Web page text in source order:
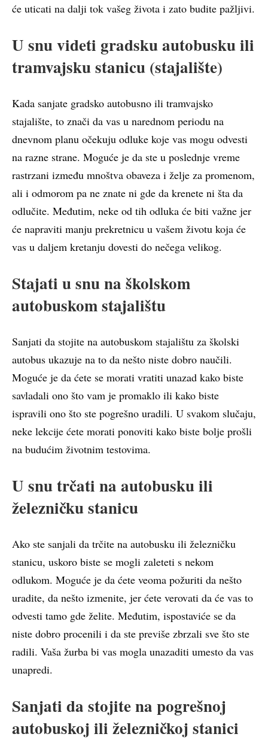
će uticati na dalji tok vašeg života i zato budite pažljivi.
U snu videti gradsku autobusku ili
tramvajsku stanicu (stajalište)
Kada sanjate gradsko autobusno ili tramvajsko
stajalište, to znači da vas u narednom periodu na
dnevnom planu očekuju odluke koje vas mogu odvesti
na razne strane. Moguće je da ste u poslednje vreme
rastrzani između mnoštva obaveza i želje za promenom,
ali i odmorom pa ne znate ni gde da krenete ni šta da
odlučite. Međutim, neke od tih odluka će biti važne jer
će napraviti manju prekretnicu u vašem životu koja će
vas u daljem kretanju dovesti do nečega velikog.
Stajati u snu na školskom
autobuskom stajalištu
Sanjati da stojite na autobuskom stajalištu za školski
autobus ukazuje na to da nešto niste dobro naučili.
Moguće je da ćete se morati vratiti unazad kako biste
savladali ono što vam je promaklo ili kako biste
ispravili ono što ste pogrešno uradili. U svakom slučaju,
neke lekcije ćete morati ponoviti kako biste bolje prošli
na budućim životnim testovima.
U snu trčati na autobusku ili
železničku stanicu
Ako ste sanjali da trčite na autobusku ili železničku
stanicu, uskoro biste se mogli zaleteti s nekom
odlukom. Moguće je da ćete veoma požuriti da nešto
uradite, da nešto izmenite, jer ćete verovati da će vas to
odvesti tamo gde želite. Međutim, ispostaviće se da
niste dobro procenili i da ste previše zbrzali sve što ste
radili. Vaša žurba bi vas mogla unazaditi umesto da vas
unapredi.
Sanjati da stojite na pogrešnoj
autobuskoj ili železničkoj stanici